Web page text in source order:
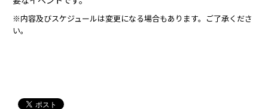
※内容及びスケジュールは変更になる場合もあります。ご了承くださ
い。